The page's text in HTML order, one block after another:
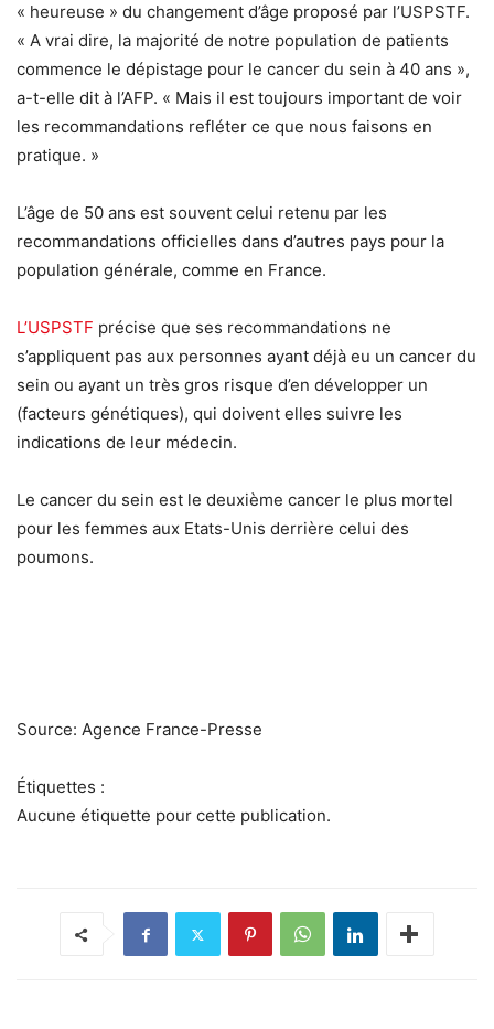
« heureuse » du changement d’âge proposé par l’USPSTF.
« A vrai dire, la majorité de notre population de patients
commence le dépistage pour le cancer du sein à 40 ans »,
a-t-elle dit à l’AFP. « Mais il est toujours important de voir
les recommandations refléter ce que nous faisons en
pratique. »
L’âge de 50 ans est souvent celui retenu par les
recommandations officielles dans d’autres pays pour la
population générale, comme en France.
L’USPSTF précise que ses recommandations ne
s’appliquent pas aux personnes ayant déjà eu un cancer du
sein ou ayant un très gros risque d’en développer un
(facteurs génétiques), qui doivent elles suivre les
indications de leur médecin.
Le cancer du sein est le deuxième cancer le plus mortel
pour les femmes aux Etats-Unis derrière celui des
poumons.
Source: Agence France-Presse
Étiquettes :
Aucune étiquette pour cette publication.